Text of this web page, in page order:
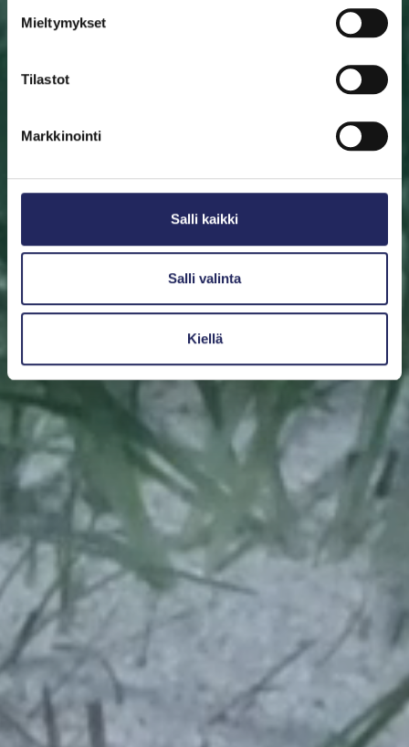
Mieltymykset
Tilastot
Markkinointi
Salli kaikki
Salli valinta
Kiellä
saajalle tärkeän merialueen luota. Halutessasi saat
Valitse pala Etsi pelastettu pala